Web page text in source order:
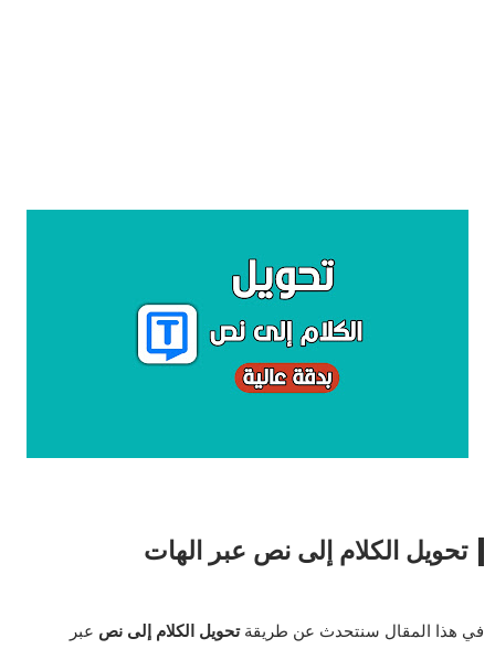
تحويل الكلام إلى نص عبر الهات
في هذا المقال سنتحدث عن طريقةتحويل الكلام إلى نص عبر